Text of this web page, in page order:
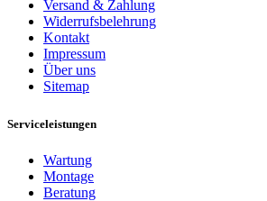
Versand & Zahlung
Widerrufsbelehrung
Kontakt
Impressum
Über uns
Sitemap
Serviceleistungen
Wartung
Montage
Beratung